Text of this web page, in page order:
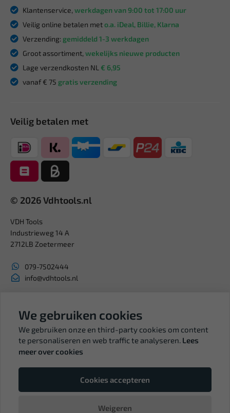
Klantenservice, werkdagen van 9:00 tot 17:00 uur
Veilig online betalen meto.a. iDeal, Billie, Klarna
Verzending: gemiddeld 1-3 werkdagen
Groot assortiment, wekelijks nieuwe producten
Lage verzendkosten NL € 6,95
vanaf € 75 gratis verzending
Veilig betalen met
© 2026 Vdhtools.nl
VDH Tools
Industrieweg 14 A
2712LB Zoetermeer
079-7502444
info@vdhtools.nl
BTW: NL819958657B01
We gebruiken cookies
We gebruiken onze en third-party cookies om content
te personaliseren en web traffic te analyseren. Lees
meer over cookies
Cookies accepteren
Weigeren